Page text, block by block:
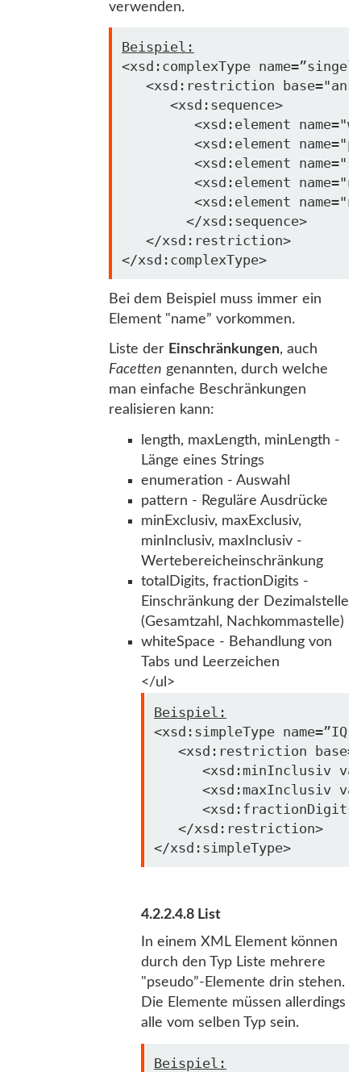
verwenden.
Beispiel:
<xsd:complexType
   <xsd:restriction
base
      <xsd:sequence>
         <xsd:element name=
         <xsd:element name=
         <xsd:element name=
         <xsd:element name=
         <xsd:element name=
        </xsd:sequence>
   </xsd:restriction>
Bei dem Beispiel muss immer ein
Element "name” vorkommen.
Liste der Einschränkungen, auch
Facetten genannten, durch welche
man einfache Beschränkungen
realisieren kann:
length, maxLength, minLength -
Länge eines Strings
enumeration - Auswahl
pattern - Reguläre Ausdrücke
minExclusiv, maxExclusiv,
minInclusiv, maxInclusiv -
Wertebereicheinschränkung
totalDigits, fractionDigits -
Einschränkung der Dezimalstelle
(Gesamtzahl, Nachkommastelle)
whiteSpace - Behandlung von
Tabs und Leerzeichen
</ul>
Beispiel:
<xsd:simpleType
   <xsd:restriction
base
      <xsd:minInclusiv
      <xsd:maxInclusiv
   </xsd:restriction>
4.2.2.4.8 List
In einem XML Element können
durch den Typ Liste mehrere
"pseudo”-Elemente drin stehen.
Die Elemente müssen allerdings
alle vom selben Typ sein.
Beispiel: